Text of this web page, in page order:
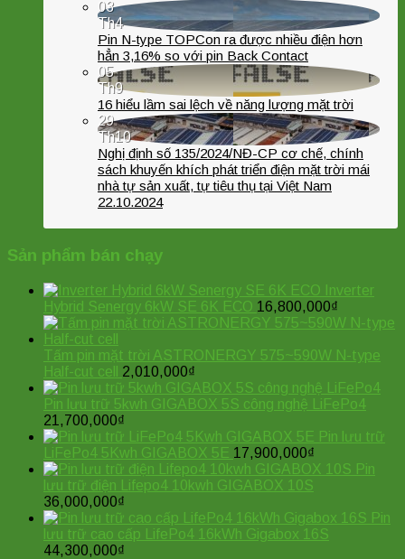
03
Th4
Pin N-type TOPCon ra được nhiều điện hơn
hẳn 3,16% so với pin Back Contact
05
Th9
16 hiểu lầm sai lệch về năng lượng mặt trời
29
Th10
Nghị định số 135/2024/NĐ-CP cơ chế, chính
sách khuyến khích phát triển điện mặt trời mái
nhà tự sản xuất, tự tiêu thụ tại Việt Nam
22.10.2024
Sản phẩm bán chạy
Inverter
Hybrid Senergy 6kW SE 6K ECO 16,800,000₫
Tấm pin mặt trời ASTRONERGY 575~590W N-type
Half-cut cell
2,010,000₫
Pin lưu trữ 5kwh GIGABOX 5S công nghệ LiFePo4
21,700,000₫
Pin lưu trữ
LiFePo4 5Kwh GIGABOX 5E 17,900,000₫
Pin
lưu trữ điện Lifepo4 10kwh GIGABOX 10S
36,000,000₫
Pin
lưu trữ cao cấp LifePo4 16kWh Gigabox 16S
44,300,000₫